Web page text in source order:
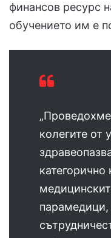
финансов ресурс
обучението им е
колегите от
категорично